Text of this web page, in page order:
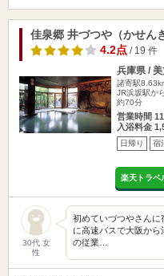
佳泉郷 井づつや（かせん
4.2点/ 19 件
兵庫県 /
諸寄駅
JR浜坂駅か
約70分
営業時間
入浴料金
日帰り 宿
楽天トラベ
30代 女
性
初めていづつやさん
に高速バスで大阪か
の従業…